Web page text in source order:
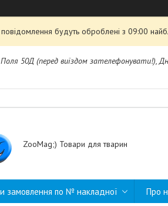
будуть оброблені з 09:00
50Д (перед виїздом зателефонувати!),
ZooMag;) Товари для тварин
замовлення по № накладної Про